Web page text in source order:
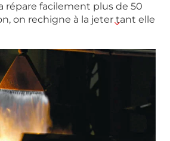
répare facilement plus de 50
on rechigne à la jeter tant elle